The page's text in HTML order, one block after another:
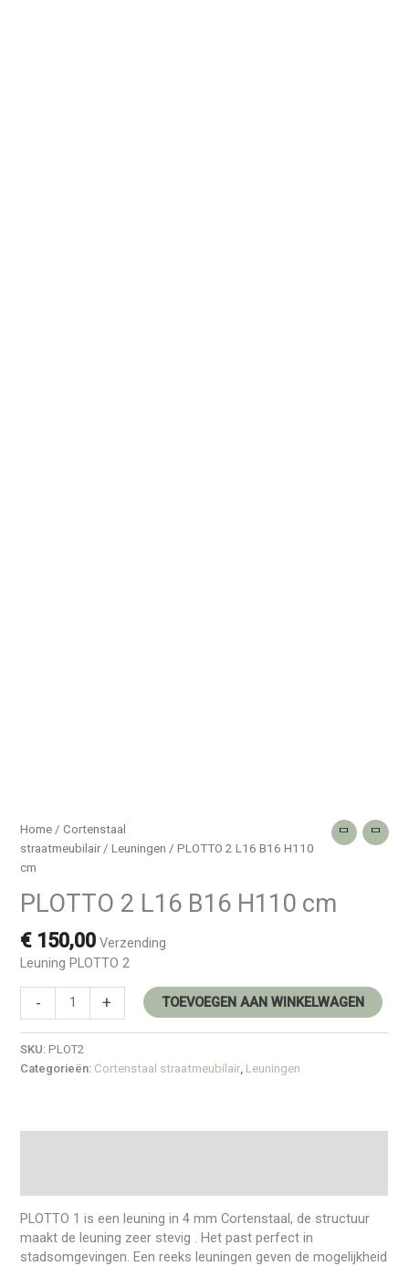
Home /Cortenstaal
straatmeubilair/Leuningen / PLOTTO 2 L16 B16 H110
cm
PLOTTO 2 L16 B16 H110 cm
€ 150,00 Verzending
Leuning PLOTTO 2
-
L16
B16
H110
+ TOEVOEGEN AAN WINKELWAGEN
SKU:PLOT2
Categorieën: Cortenstaal straatmeubilair Leuningen
PLOTTO 1 is een leuning in 4 mm Cortenstaal, de structuur
maakt de leuning zeer stevig . Het past perfect in
stadsomgevingen. Een reeks leuningen geven de mogelijkheid